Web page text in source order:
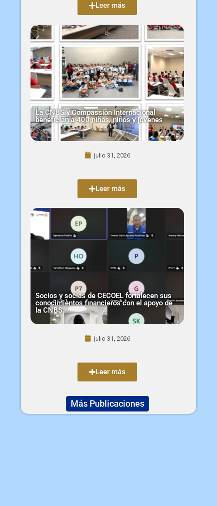
Leer más
julio 31, 2026
La CNBS y Compassion Internacional
benefician a 400 niñas, niños y jóvenes
Leer más
julio 31, 2026
Socios y socias de CECOEL fortalecen sus
conocimientos financieros con el apoyo de
la CNBS
Leer más
Más Publicaciones